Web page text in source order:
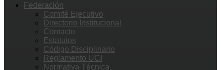
Federación
Comité Ejecutivo
Directorio Institucional
Contacto
Estatutos
Código Disciplinario
Reglamento UCI
Normativa Técnica